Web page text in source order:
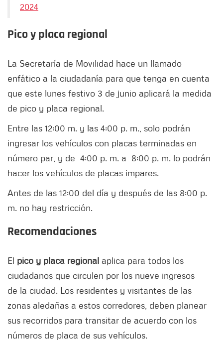
2024
Pico y placa regional
La Secretaría de Movilidad hace un llamado
enfático a la ciudadanía para que tenga en cuenta
que este lunes festivo 3 de junio aplicará la medida
de pico y placa regional.
Entre las 12:00 m. y las 4:00 p. m., solo podrán
ingresar los vehículos con placas terminadas en
número par, y de 4:00 p. m. a 8:00 p. m. lo podrán
hacer los vehículos de placas impares.
Antes de las 12:00 del día y después de las 8:00 p.
m. no hay restricción.
Recomendaciones
El pico y placa regional aplica para todos los
ciudadanos que circulen por los nueve ingresos
de la ciudad. Los residentes y visitantes de las
zonas aledañas a estos corredores, deben planear
sus recorridos para transitar de acuerdo con los
números de placa de sus vehículos.